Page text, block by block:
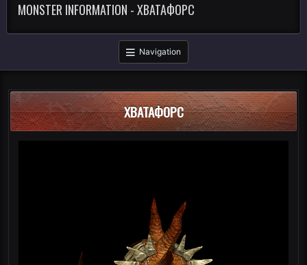
MONSTER INFORMATION - ХВАТАФОРС
Navigation
ХВАТАФОРС